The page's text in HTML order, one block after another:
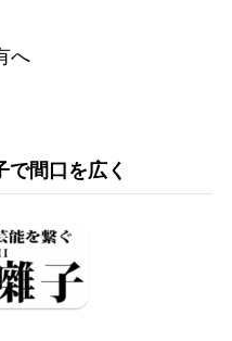
へ
で間口を広く